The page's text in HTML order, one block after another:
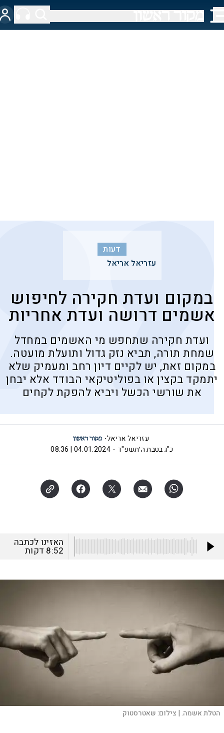
דעות
עזריאל אריאל
במקום ועדת חקירה לחיפוש
אשמים דרושה ועדת אחריות
ועדת חקירה שתחפש מי האשמים במחדל
שמחת תורה, תביא נזק גדול ותועלת מועטה.
במקום זאת, יש לקיים דיון רחב ומעמיק שלא
יתמקד בקצין או בפוליטיקאי הבודד אלא יבחן
את שורשי הכשל ויביא להפקת לקחים
עזריאל אריאל
כ"ג בטבת ה׳תשפ"ד
04.01.2024 | 08:36
האזינו לכתבה
8:52 דקות
הטלת אשמה. | צילום:שאטרסטוק